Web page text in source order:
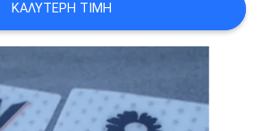
ΚΑΛΎΤΕΡΗ ΤΙΜΉ